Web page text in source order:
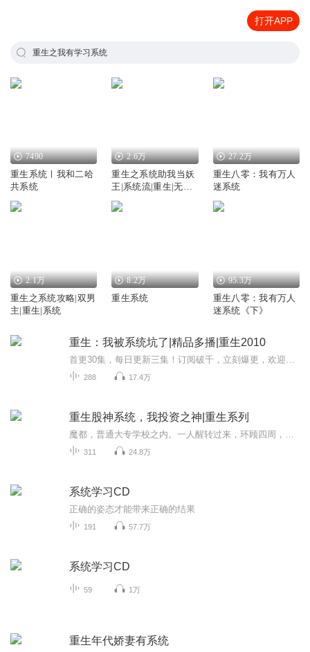
打开APP
重生之我有学习系统
7490
重生系统ㅣ我和二哈
共系统
2.6万
重生之系统助我当妖
王|系统流|重生|无CP|
多人有声剧
27.2万
重生八零：我有万人
迷系统
2.1万
重生之系统攻略|双男
主|重生|系统
8.2万
重生系统
95.3万
重生八零：我有万人
迷系统《下》
重生：我被系统坑了|精品多播|重生2010
288 17.4万
重生股神系统，我投资之神|重生系列
311 24.8万
系统学习CD
正确的姿态才能带来正确的结果
191 57.7万
系统学习CD
59 1万
重生年代娇妻有系统